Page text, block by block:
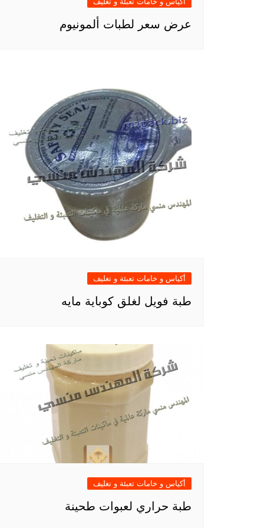
عرض سعر لطبات ألمونيوم
أكياس و خامات تعبئة و تغليف
طبة فويل لغلق كوباية مايه
أكياس و خامات تعبئة و تغليف
طبة حراري لعبوات طحينة